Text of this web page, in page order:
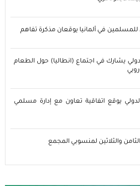
في ألمانيا يوقعان مذكرة تفاهم
يشارك في اجتماع (انطاليا) حول الطعام
يوقع اتفاقية تعاون مع إدارة مسلمي
والثلاثين لمنسوبي المجمع